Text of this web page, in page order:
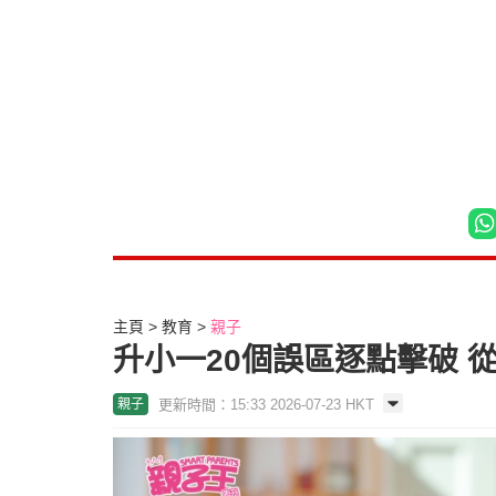
主頁 教育 親子
升小一20個誤區逐點擊破
親子 更新時間：15:33 2026-07-23 HKT